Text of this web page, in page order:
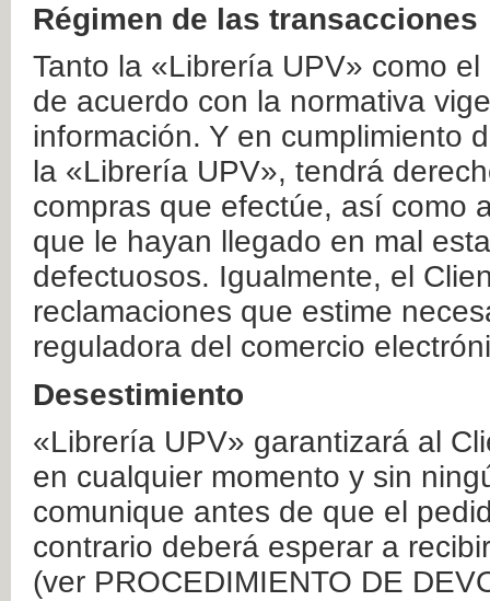
Régimen de las transacciones
Tanto la «Librería UPV» como
de acuerdo con la normativa
información. Y en cumplimiento
la «Librería UPV», tendrá
compras que efectúe, así como
que le hayan llegado en mal
defectuosos. Igualmente, el
reclamaciones que estime
reguladora del comercio
Desestimiento
«Librería UPV» garantizará al
en cualquier momento y sin
comunique antes de que el
contrario deberá esperar a
(ver PROCEDIMIENTO DE